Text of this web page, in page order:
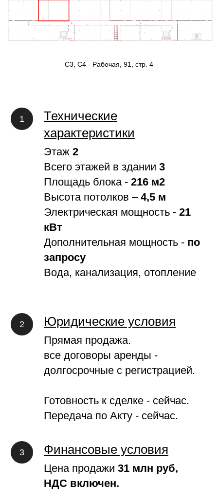
С3, С4 - Рабочая, 91, стр. 4
Технические
характеристики
Этаж 2
Всего этажей в здании 3
Площадь блока - 216 м2
Высота потолков – 4,5 м
Электрическая мощность - 21
кВт
Дополнительная мощность - по
запросу
Вода, канализация, отопление
Юридические условия
Прямая продажа.
все договоры аренды -
долгосрочные с регистрацией.
Готовность к сделке - сейчас.
Передача по Акту - сейчас.
Финансовые условия
Цена продажи 31 млн руб,
НДС включен.